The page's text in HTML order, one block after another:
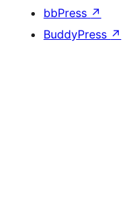
bbPress ↗
BuddyPress ↗